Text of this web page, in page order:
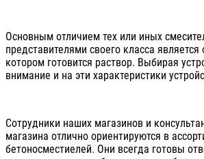
Основным отличием тех или иных
представителями своего класса
котором готовится раствор. Выбирая
внимание и на эти характеристики
Сотрудники наших магазинов и
магазина отлично ориентируются в
бетоносместиелей. Они всегда готовы